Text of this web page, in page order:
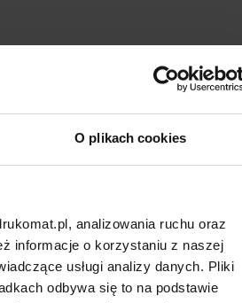
O plikach cookies
analizowania ruchu oraz
informacje o korzystaniu z naszej
usługi analizy danych. Pliki
odbywa się to na podstawie